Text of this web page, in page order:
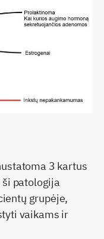
3 kartus
ši patologija
grupėje,
vaikams ir